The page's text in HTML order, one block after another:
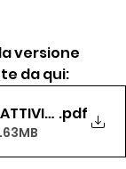
versione
da qui:
DI
.pdf